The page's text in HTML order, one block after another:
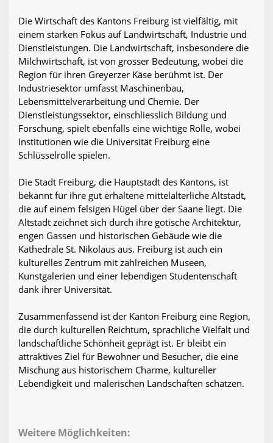
Die Wirtschaft des Kantons Freiburg ist vielfältig, mit
einem starken Fokus auf Landwirtschaft, Industrie und
Dienstleistungen. Die Landwirtschaft, insbesondere die
Milchwirtschaft, ist von grosser Bedeutung, wobei die
Region für ihren Greyerzer Käse berühmt ist. Der
Industriesektor umfasst Maschinenbau,
Lebensmittelverarbeitung und Chemie. Der
Dienstleistungssektor, einschliesslich Bildung und
Forschung, spielt ebenfalls eine wichtige Rolle, wobei
Institutionen wie die Universität Freiburg eine
Schlüsselrolle spielen.
Die Stadt Freiburg, die Hauptstadt des Kantons, ist
bekannt für ihre gut erhaltene mittelalterliche Altstadt,
die auf einem felsigen Hügel über der Saane liegt. Die
Altstadt zeichnet sich durch ihre gotische Architektur,
engen Gassen und historischen Gebäude wie die
Kathedrale St. Nikolaus aus. Freiburg ist auch ein
kulturelles Zentrum mit zahlreichen Museen,
Kunstgalerien und einer lebendigen Studentenschaft
dank ihrer Universität.
Zusammenfassend ist der Kanton Freiburg eine Region,
die durch kulturellen Reichtum, sprachliche Vielfalt und
landschaftliche Schönheit geprägt ist. Er bleibt ein
attraktives Ziel für Bewohner und Besucher, die eine
Mischung aus historischem Charme, kultureller
Lebendigkeit und malerischen Landschaften schätzen.
Weitere Möglichkeiten: